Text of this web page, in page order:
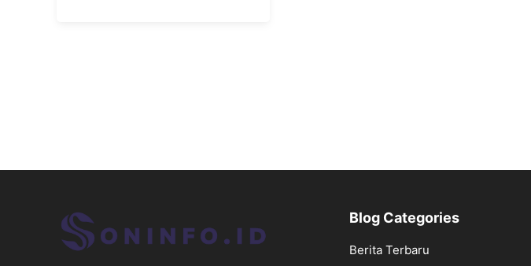
Blog Categories
Berita Terbaru